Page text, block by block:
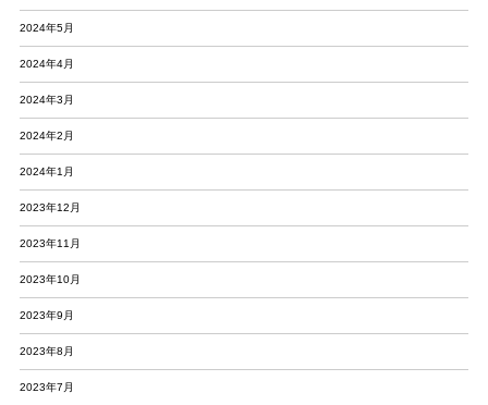
2024年5月
2024年4月
2024年3月
2024年2月
2024年1月
2023年12月
2023年11月
2023年10月
2023年9月
2023年8月
2023年7月